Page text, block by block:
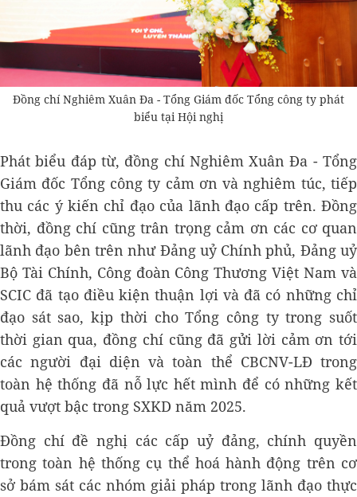
Đồng chí Nghiêm Xuân Đa - Tổng Giám đốc Tổng công ty phát
biểu tại Hội nghị
Phát biểu đáp từ, đồng chí Nghiêm Xuân Đa - Tổng
Giám đốc Tổng công ty cảm ơn và nghiêm túc, tiếp
thu các ý kiến chỉ đạo của lãnh đạo cấp trên. Đồng
thời, đồng chí cũng trân trọng cảm ơn các cơ quan
lãnh đạo bên trên như Đảng uỷ Chính phủ, Đảng uỷ
Bộ Tài Chính, Công đoàn Công Thương Việt Nam và
SCIC đã tạo điều kiện thuận lợi và đã có những chỉ
đạo sát sao, kịp thời cho Tổng công ty trong suốt
thời gian qua, đồng chí cũng đã gửi lời cảm ơn tới
các người đại diện và toàn thể CBCNV-LĐ trong
toàn hệ thống đã nỗ lực hết mình để có những kết
quả vượt bậc trong SXKD năm 2025.
Đồng chí đề nghị các cấp uỷ đảng, chính quyền
trong toàn hệ thống cụ thể hoá hành động trên cơ
sở bám sát các nhóm giải pháp trong lãnh đạo thực